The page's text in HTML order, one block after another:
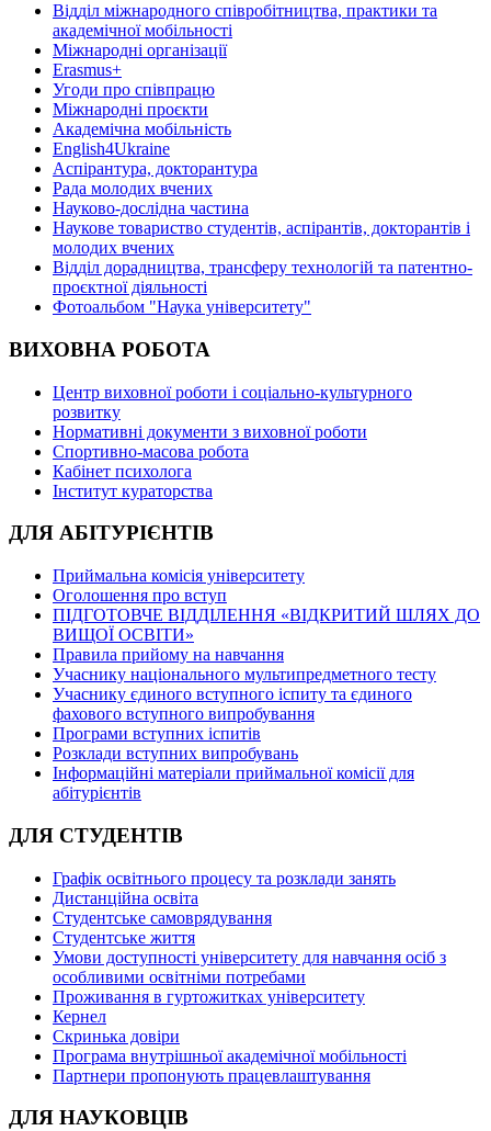
Відділ міжнародного співробітництва, практики та
академічної мобільності
Міжнародні організації
Erasmus+
Угоди про співпрацю
Міжнародні проєкти
Академічна мобільність
English4Ukraine
Аспірантура, докторантура
Рада молодих вчених
Науково-дослідна частина
Наукове товариство студентів, аспірантів, докторантів і
молодих вчених
Відділ дорадництва, трансферу технологій та патентно-
проєктної діяльності
Фотоальбом "Наука університету"
ВИХОВНА РОБОТА
Центр виховної роботи і соціально-культурного
розвитку
Нормативні документи з виховної роботи
Спортивно-масова робота
Кабінет психолога
Інститут кураторства
ДЛЯ АБІТУРІЄНТІВ
Приймальна комісія університету
Оголошення про вступ
ПІДГОТОВЧЕ ВІДДІЛЕННЯ «ВІДКРИТИЙ ШЛЯХ ДО
ВИЩОЇ ОСВІТИ»
Правила прийому на навчання
Учаснику національного мультипредметного тесту
Учаснику єдиного вступного іспиту та єдиного
фахового вступного випробування
Програми вступних іспитів
Розклади вступних випробувань
Інформаційні матеріали приймальної комісії для
абітурієнтів
ДЛЯ СТУДЕНТІВ
Графік освітнього процесу та розклади занять
Дистанційна освіта
Студентське самоврядування
Студентське життя
Умови доступності університету для навчання осіб з
особливими освітніми потребами
Проживання в гуртожитках університету
Кернел
Скринька довіри
Програма внутрішньої академічної мобільності
Партнери пропонують працевлаштування
ДЛЯ НАУКОВЦІВ